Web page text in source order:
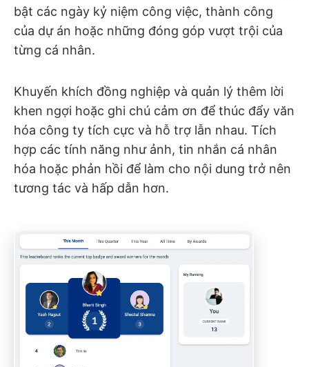
bật các ngày kỷ niệm công việc, thành công
của dự án hoặc những đóng góp vượt trội của
từng cá nhân.
Khuyến khích đồng nghiệp và quản lý thêm lời
khen ngợi hoặc ghi chú cảm ơn để thúc đẩy văn
hóa công ty tích cực và hỗ trợ lẫn nhau. Tích
hợp các tính năng như ảnh, tin nhắn cá nhân
hóa hoặc phản hồi để làm cho nội dung trở nên
tương tác và hấp dẫn hơn.